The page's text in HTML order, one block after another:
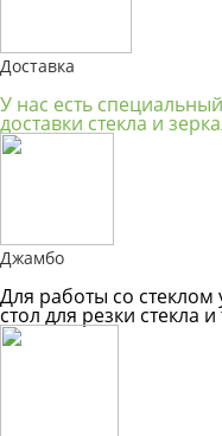
Доставка
У нас есть
доставки стекла и
Джамбо
Для работы со
стол для резки стекла